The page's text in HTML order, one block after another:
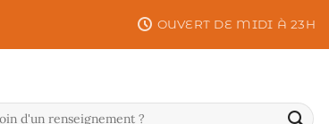
OUVERT DE MIDI À 23H